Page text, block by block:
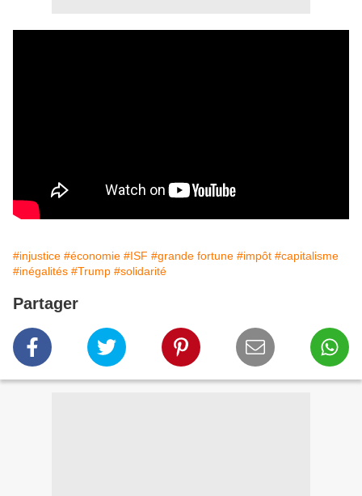
#injustice #économie #ISF #grande fortune #impôt #capitalisme
#inégalités #Trump #solidarité
Partager